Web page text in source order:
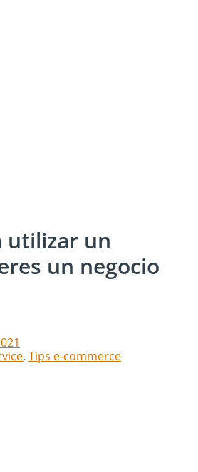
utilizar un
un negocio
, Tips e-commerce